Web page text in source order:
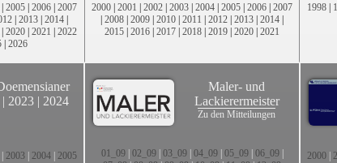
| 2005 | 2006 | 2007
| 2013 | 2014 |
| 2020 | 2021 | 2022
| 2026
2000 | 2001 | 2002 | 2003 | 2004 | 2005 | 2006 | 2007
| 2008 | 2009 | 2010 | 2011 | 2012 | 2013 | 2014 |
2015 | 2016 | 2017 | 2018 | 2019 | 2020 | 2021
1998 |
| 2023 | 2024
2003 2004 2005
Maler- und
Lackierermeister
Zu den Mitteilungen
01_09| 02_09| 03_09| 04_09| 05_09| 06_09|
2000